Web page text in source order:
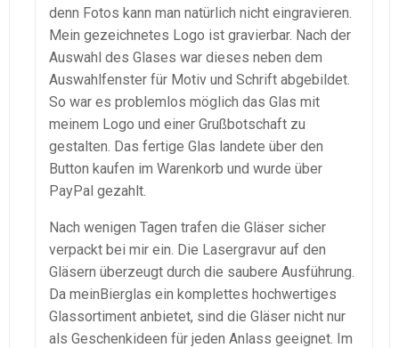
denn Fotos kann man natürlich nicht eingravieren.
Mein gezeichnetes Logo ist gravierbar. Nach der
Auswahl des Glases war dieses neben dem
Auswahlfenster für Motiv und Schrift abgebildet.
So war es problemlos möglich das Glas mit
meinem Logo und einer Grußbotschaft zu
gestalten. Das fertige Glas landete über den
Button kaufen im Warenkorb und wurde über
PayPal gezahlt.
Nach wenigen Tagen trafen die Gläser sicher
verpackt bei mir ein. Die Lasergravur auf den
Gläsern überzeugt durch die saubere Ausführung.
Da meinBierglas ein komplettes hochwertiges
Glassortiment anbietet, sind die Gläser nicht nur
als Geschenkideen für jeden Anlass geeignet. Im